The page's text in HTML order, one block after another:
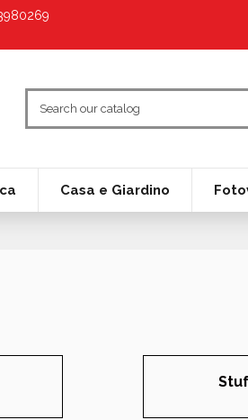
Casa e Giardino